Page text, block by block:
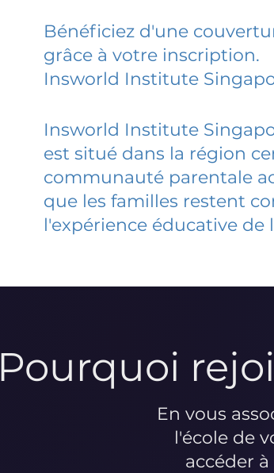
Bénéficiez d'une
grâce à votre inscription.
Insworld Institute
Insworld Institute
est situé dans la région
communauté parentale
que les familles restent
l'expérience éducative de
Pourquoi
En vous
l'école de
accéder